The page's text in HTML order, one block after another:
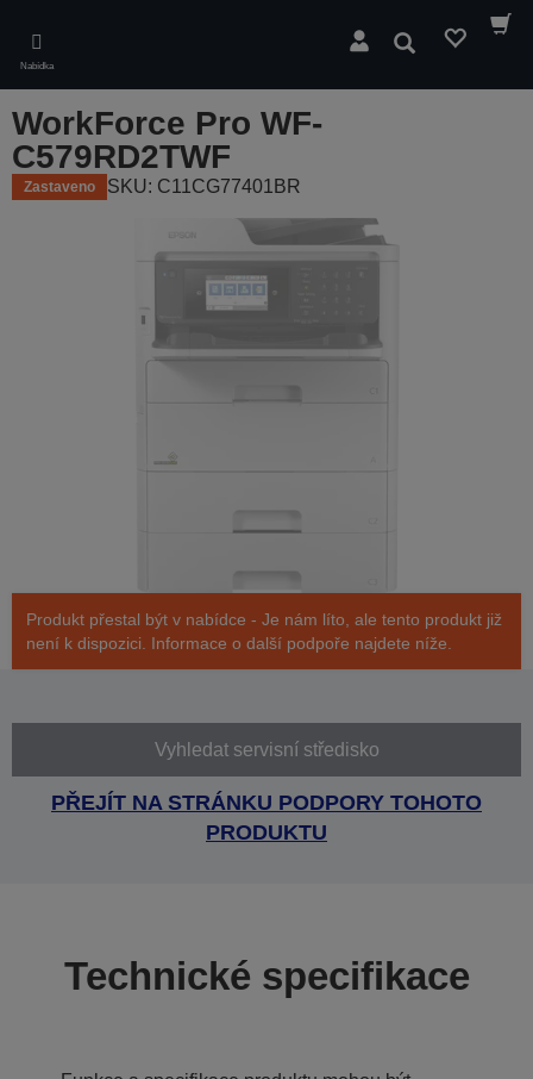
main
content
Nabídka
Hledat
WorkForce Pro WF-
C579RD2TWF
Zastaveno SKU: C11CG77401BR
Produkt přestal být v nabídce - Je nám líto, ale tento produkt již
není k dispozici. Informace o další podpoře najdete níže.
Vyhledat servisní středisko
PŘEJÍT NA STRÁNKU PODPORY TOHOTO
PRODUKTU
Technické specifikace